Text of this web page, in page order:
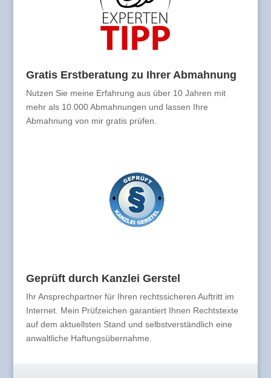
Gratis Erstberatung zu Ihrer Abmahnung
Nutzen Sie meine Erfahrung aus über 10 Jahren mit
mehr als 10.000 Abmahnungen und lassen Ihre
Abmahnung von mir gratis prüfen.
Geprüft durch Kanzlei Gerstel
Ihr Ansprechpartner für Ihren rechtssicheren Auftritt im
Internet. Mein Prüfzeichen garantiert Ihnen Rechtstexte
auf dem aktuellsten Stand und selbstverständlich eine
anwaltliche Haftungsübernahme.